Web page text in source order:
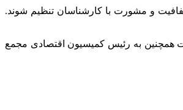
و مشورت با کارشناسان تنظیم شوند.
همچنین به رئیس کمیسیون اقتصادی مجمع